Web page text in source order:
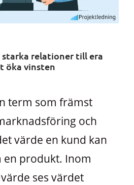
starka relationer till era
öka vinsten
term som främst
och
värde en kund kan
en produkt. Inom
ses värdet